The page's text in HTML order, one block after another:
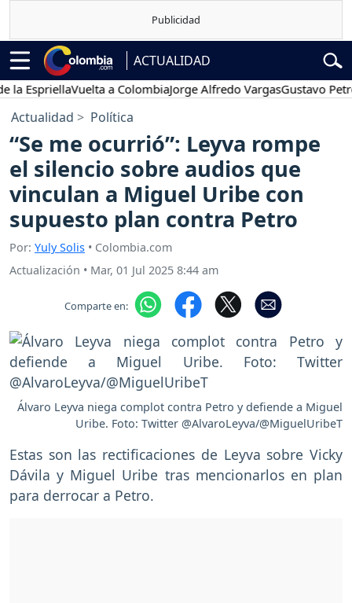
ACTUALIDAD
Vuelta a ColombiaJorge Alfredo VargasGustavo Petro
Actualidad Política
“Se me ocurrió”: Leyva rompe
el silencio sobre audios que
vinculan a Miguel Uribe con
supuesto plan contra Petro
Por: Yuly Solis • Colombia.com
Actualización • Mar, 01 Jul 2025 8:44 am
Comparte en:
Álvaro Leyva niega complot contra Petro y defiende a Miguel
Uribe. Foto: Twitter @AlvaroLeyva/@MiguelUribeT
Estas son las rectificaciones de Leyva sobre Vicky
Dávila y Miguel Uribe tras mencionarlos en plan
para derrocar a Petro.